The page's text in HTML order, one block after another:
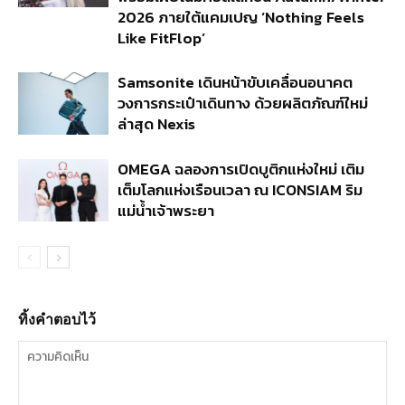
2026 ภายใต้แคมเปญ ‘Nothing Feels
Like FitFlop’
Samsonite เดินหน้าขับเคลื่อนอนาคต
วงการกระเป๋าเดินทาง ด้วยผลิตภัณฑ์ใหม่
ล่าสุด Nexis
OMEGA ฉลองการเปิดบูติกแห่งใหม่ เติม
เต็มโลกแห่งเรือนเวลา ณ ICONSIAM ริม
แม่น้ำเจ้าพระยา
ทิ้งคำตอบไว้